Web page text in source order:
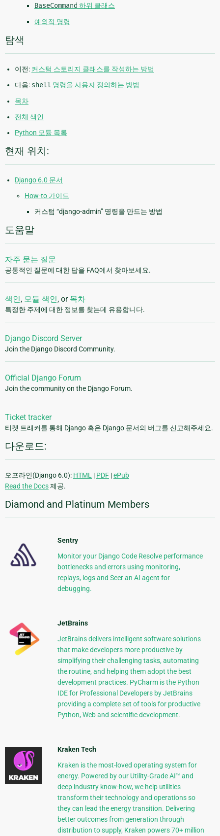
BaseCommand 하위 클래스
예외적 명령
탐색
이전: 커스텀 스토리지 클래스를 작성하는 방법
다음: shell 명령을 사용자 정의하는 방법
목차
전체 색인
Python 모듈 목록
현재 위치:
Django 6.0 문서
How-to 가이드
커스텀 “django-admin” 명령을 만드는 방법
도움말
자주 묻는 질문
공통적인 질문에 대한 답을 FAQ에서 찾아보세요.
색인, 모듈 색인, or 목차
특정한 주제에 대한 정보를 찾는데 유용합니다.
Django Discord Server
Join the Django Discord Community.
Official Django Forum
Join the community on the Django Forum.
Ticket tracker
티켓 트래커를 통해 Django 혹은 Django 문서의 버그를 신고해주세요.
다운로드:
오프라인(Django 6.0): HTML | PDF |ePub
Read the Docs제공.
Diamond and Platinum Members
Sentry
Monitor your Django Code Resolve performance
bottlenecks and errors using monitoring,
replays, logs and Seer an AI agent for
debugging.
JetBrains
JetBrains delivers intelligent software solutions
that make developers more productive by
simplifying their challenging tasks, automating
the routine, and helping them adopt the best
development practices. PyCharm is the Python
IDE for Professional Developers by JetBrains
providing a complete set of tools for productive
Python, Web and scientific development.
Kraken Tech
Kraken is the most-loved operating system for
energy. Powered by our Utility-Grade AI™ and
deep industry know-how, we help utilities
transform their technology and operations so
they can lead the energy transition. Delivering
better outcomes from generation through
distribution to supply, Kraken powers 70+ million